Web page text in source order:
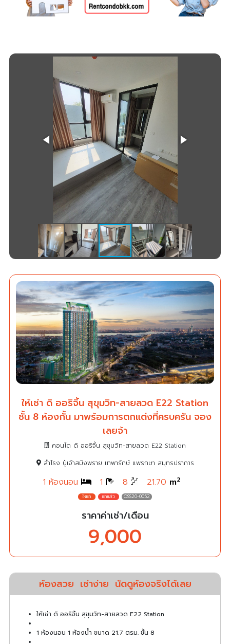
ให้เช่า ดิ ออริจิ้น สุขุมวิท-สายลวด E22 Station
ชั้น 8 ห้องกั้น มาพร้อมการตกแต่งที่ครบครัน จอง
เลยจ้า
คอนโด ดิ ออริจิ้น สุขุมวิท-สายลวด E22 Station
สำโรง ปู่เจ้าสมิงพราย เทพารักษ์ แพรกษา สมุทรปราการ
1 ห้องนอน 1 8 21.70 m2
OSS20-0052
ราคาค่าเช่า/เดือน
9,000
ห้องสวย เช่าง่าย นัดดูห้องจริงได้เลย
ให้เช่า ดิ ออริจิ้น สุขุมวิท-สายลวด E22 Station
1 ห้องนอน 1 ห้องน้ำ ขนาด 21.7 ตรม. ชั้น 8